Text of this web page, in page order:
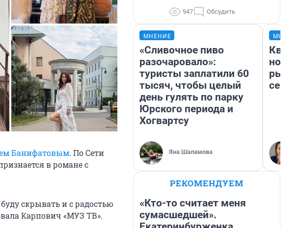
Банифатовым. По Сети
в романе с
скрывать и с радостью
Карпович «МУЗ ТВ».
947 Обсудить
МНЕНИЕ
«Сливочное пиво
разочаровало»:
туристы заплатили 60
тысяч, чтобы целый
день гулять по парку
Юрского периода и
Хогвартсу
Яна Шаламова
но
РЕКОМЕНДУЕМ
«Кто-то считает меня
сумасшедшей».